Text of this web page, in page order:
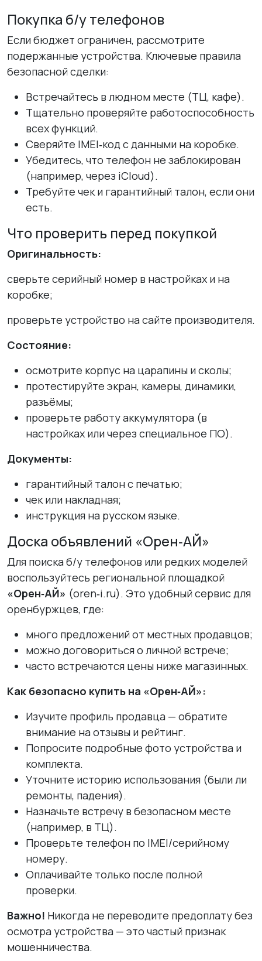
Покупка б/у телефонов
Если бюджет ограничен, рассмотрите
подержанные устройства. Ключевые правила
безопасной сделки:
Встречайтесь в людном месте (ТЦ, кафе).
Тщательно проверяйте работоспособность
всех функций.
Сверяйте IMEI‑код с данными на коробке.
Убедитесь, что телефон не заблокирован
(например, через iCloud).
Требуйте чек и гарантийный талон, если они
есть.
Что проверить перед покупкой
Оригинальность:
сверьте серийный номер в настройках и на
коробке;
проверьте устройство на сайте производителя.
Состояние:
осмотрите корпус на царапины и сколы;
протестируйте экран, камеры, динамики,
разъёмы;
проверьте работу аккумулятора (в
настройках или через специальное ПО).
Документы:
гарантийный талон с печатью;
чек или накладная;
инструкция на русском языке.
Доска объявлений «Орен‑АЙ»
Для поиска б/у телефонов или редких моделей
воспользуйтесь региональной площадкой
«Орен‑АЙ» (oren‑i.ru). Это удобный сервис для
оренбуржцев, где:
много предложений от местных продавцов;
можно договориться о личной встрече;
часто встречаются цены ниже магазинных.
Как безопасно купить на «Орен‑АЙ»:
Изучите профиль продавца — обратите
внимание на отзывы и рейтинг.
Попросите подробные фото устройства и
комплекта.
Уточните историю использования (были ли
ремонты, падения).
Назначьте встречу в безопасном месте
(например, в ТЦ).
Проверьте телефон по IMEI/серийному
номеру.
Оплачивайте только после полной
проверки.
Важно! Никогда не переводите предоплату без
осмотра устройства — это частый признак
мошенничества.